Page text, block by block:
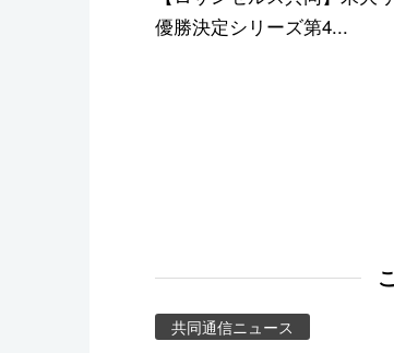
優勝決定シリーズ第4...
共同通信ニュース